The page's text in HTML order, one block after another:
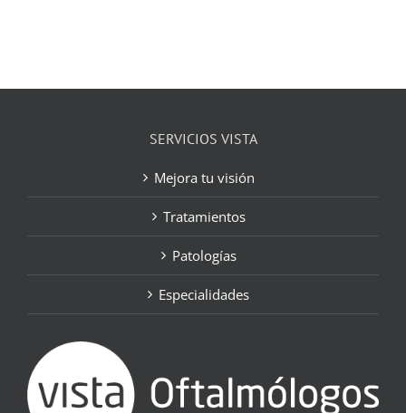
SERVICIOS VISTA
Mejora tu visión
Tratamientos
Patologías
Especialidades